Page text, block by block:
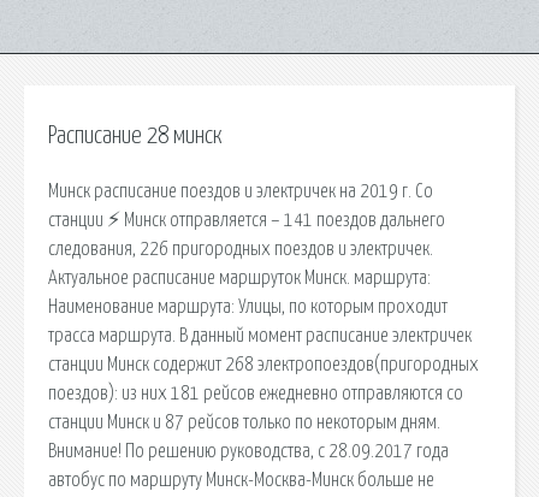
Расписание 28 минск
Минск расписание поездов и электричек на 2019 г. Со
станции ⚡ Минск отправляется – 141 поездов дальнего
следования, 226 пригородных поездов и электричек.
Актуальное расписание маршруток Минск. маршрута:
Наименование маршрута: Улицы, по которым проходит
трасса маршрута. В данный момент расписание электричек
станции Минск содержит 268 электропоездов(пригородных
поездов): из них 181 рейсов ежедневно отправляются со
станции Минск и 87 рейсов только по некоторым дням.
Внимание! По решению руководства, с 28.09.2017 года
автобус по маршруту Минск-Москва-Минск больше не